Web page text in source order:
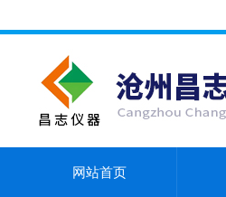
网站首页